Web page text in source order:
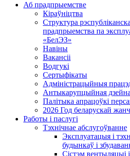
Аб прадпрыемстве
Кіраўніцтва
Структура
прадпрыемства па
«БелЭЗ»
Навіны
Вакансіі
Водгукі
Сертыфікаты
Адміністрацыйныя
Антыкарупцыйная
Палітыка апрацоўкі
2026 Год беларускай
Работы і паслугі
Тэхнічнае абслугоўванне
Эксплуатацыя і
будынкаў і
Сістэм вентыляцыі